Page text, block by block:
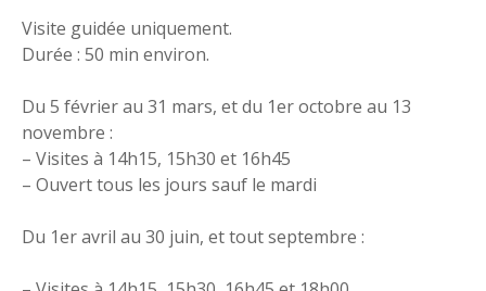
Visite guidée uniquement.
Durée : 50 min environ.
Du 5 février au 31 mars, et du 1er octobre au 13
novembre :
– Visites à 14h15, 15h30 et 16h45
– Ouvert tous les jours sauf le mardi
Du 1er avril au 30 juin, et tout septembre :